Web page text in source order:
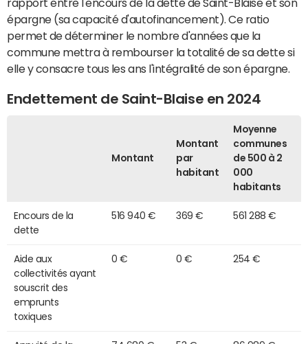
rapport entre l'encours de la dette de Saint-Blaise et son
épargne (sa capacité d'autofinancement). Ce ratio
permet de déterminer le nombre d'années que la
commune mettra à rembourser la totalité de sa dette si
elle y consacre tous les ans l'intégralité de son épargne.
Endettement de Saint-Blaise en 2024
Montant
Montant
par
habitant
Moyenne
communes
de 500 à 2
000
habitants
Encours de la
dette
516 940 € 369 € 561 288 €
Aide aux
collectivités ayant
souscrit des
emprunts
toxiques
0 € 0 € 254 €